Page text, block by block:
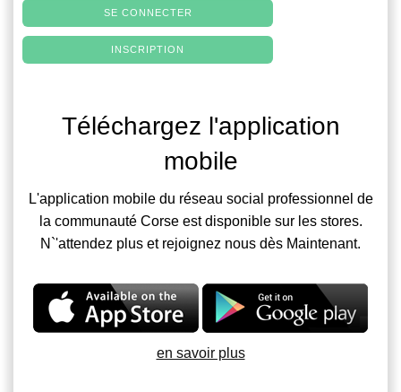
SE CONNECTER
INSCRIPTION
Téléchargez l'application
mobile
L'application mobile du réseau social professionnel de
la communauté Corse est disponible sur les stores.
N`'attendez plus et rejoignez nous dès Maintenant.
en savoir plus